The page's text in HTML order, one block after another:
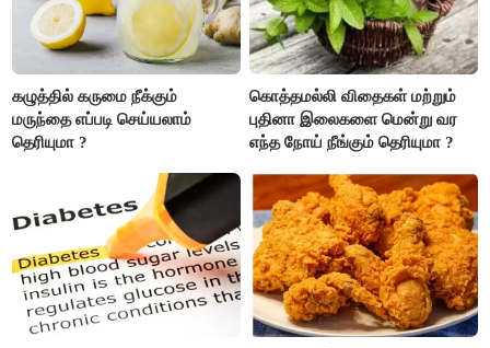
கழுத்தில் கருமை நீக்கும்
மருந்தை எப்படி செய்யலாம்
தெரியுமா ?
கொத்தமல்லி விதைகள் மற்றும்
புதினா இலைகளை மென்று வர
எந்த நோய் நீங்கும் தெரியுமா ?